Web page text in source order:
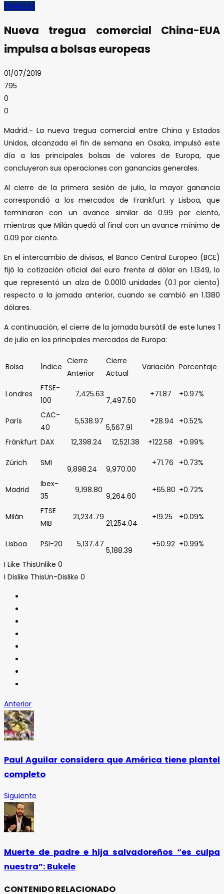
FINANZAS
Nueva tregua comercial China-EUA
impulsa a bolsas europeas
01/07/2019
795
0
0
Madrid.- La nueva tregua comercial entre China y Estados
Unidos, alcanzada el fin de semana en Osaka, impulsó este
día a las principales bolsas de valores de Europa, que
concluyeron sus operaciones con ganancias generales.
Al cierre de la primera sesión de julio, la mayor ganancia
correspondió a los mercados de Frankfurt y Lisboa, que
terminaron con un avance similar de 0.99 por ciento,
mientras que Milán quedó al final con un avance mínimo de
0.09 por ciento.
En el intercambio de divisas, el Banco Central Europeo (BCE)
fijó la cotización oficial del euro frente al dólar en 1.1349, lo
que representó un alza de 0.0010 unidades (0.1 por ciento)
respecto a la jornada anterior, cuando se cambió en 1.1380
dólares.
A continuación, el cierre de la jornada bursátil de este lunes 1
de julio en los principales mercados de Europa:
Bolsa Índice
Cierre
Anterior
Cierre
Actual
Variación Porcentaje
Londres
FTSE-
100
7,425.63
7,497.50
+71.87 +0.97%
París
CAC-
40
5,538.97
5,567.91
+28.94 +0.52%
Fránkfurt DAX 12,398.24 12,521.38 +122.58 +0.99%
Zúrich SMI
9,898.24 9,970.00
+71.76 +0.73%
Madrid
Ibex-
35
9,198.80
9,264.60
+65.80 +0.72%
Milán
FTSE
MIB
21,234.79
21,254.04
+19.25 +0.09%
Lisboa PSI-20 5,137.47
5,188.39
+50.92 +0.99%
I Like ThisUnlike 0
I Dislike ThisUn-Dislike 0
Anterior
Paul Aguilar considera que América tiene plantel
completo
Siguiente
Muerte de padre e hija salvadoreños “es culpa
nuestra”: Bukele
CONTENIDO RELACIONADO